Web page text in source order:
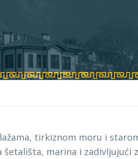
tirkiznom moru i
šetališta, marina i zadivljujući